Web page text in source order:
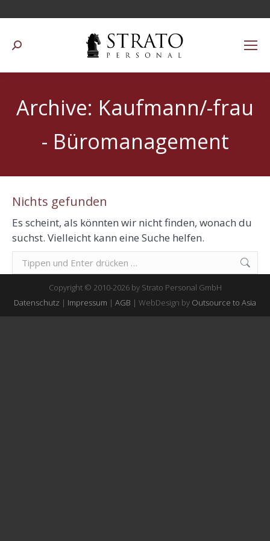
Suchen:
Archive: Kaufmann/-frau
- Büromanagement
Nichts gefunden
Es scheint, als könnten wir nicht finden, wonach du
suchst. Vielleicht kann eine Suche helfen.
Suchen:
Copyright © 2010-2026 by Strato Personal GmbH
Datenschutz | Impressum | AGB | WebDesign by Outsource to Asia